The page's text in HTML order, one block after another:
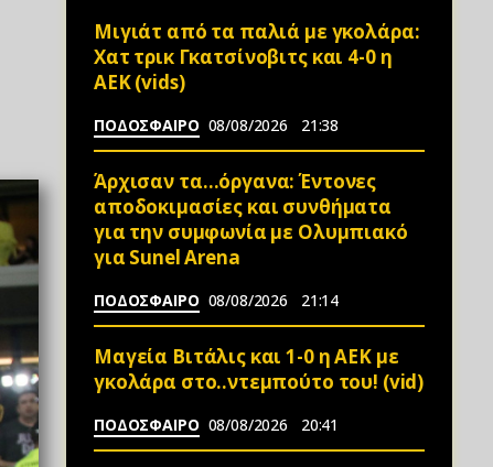
Μιγιάτ από τα παλιά με γκολάρα:
Χατ τρικ Γκατσίνοβιτς και 4-0 η
ΑΕΚ (vids)
ΠΟΔΟΣΦΑΙΡΟ 08/08/2026 21:38
Άρχισαν τα…όργανα: Έντονες
αποδοκιμασίες και συνθήματα
για την συμφωνία με Ολυμπιακό
για Sunel Arena
ΠΟΔΟΣΦΑΙΡΟ 08/08/2026 21:14
Μαγεία Βιτάλις και 1-0 η ΑΕΚ με
γκολάρα στο..ντεμπούτο του! (vid)
ΠΟΔΟΣΦΑΙΡΟ 08/08/2026 20:41